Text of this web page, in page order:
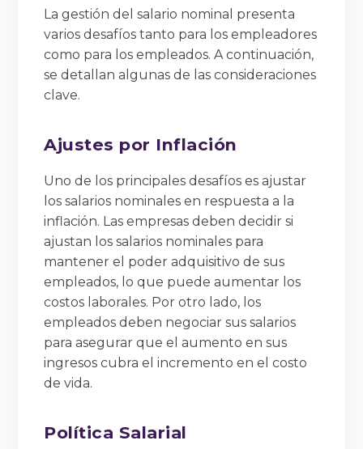
La gestión del salario nominal presenta
varios desafíos tanto para los empleadores
como para los empleados. A continuación,
se detallan algunas de las consideraciones
clave.
Ajustes por Inflación
Uno de los principales desafíos es ajustar
los salarios nominales en respuesta a la
inflación. Las empresas deben decidir si
ajustan los salarios nominales para
mantener el poder adquisitivo de sus
empleados, lo que puede aumentar los
costos laborales. Por otro lado, los
empleados deben negociar sus salarios
para asegurar que el aumento en sus
ingresos cubra el incremento en el costo
de vida.
Política Salarial